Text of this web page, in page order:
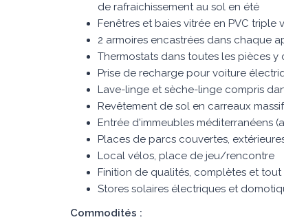
de rafraichissement au sol en été
Fenêtres et baies vitrée en PVC
2 armoires encastrées dans chaque
Thermostats dans toutes les pièces y
Prise de recharge pour voiture
Lave-linge et sèche-linge compris
Revêtement de sol en carreaux
Entrée d'immeubles méditerranéens
Places de parcs couvertes,
Local vélos, place de jeu/rencontre
Finition de qualités, complètes et
Stores solaires électriques et
Commodités :